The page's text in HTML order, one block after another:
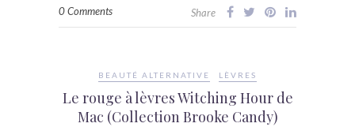
0 Comments Share
BEAUTÉ ALTERNATIVE LÈVRES
Le rouge à lèvres Witching Hour de
Mac (Collection Brooke Candy)